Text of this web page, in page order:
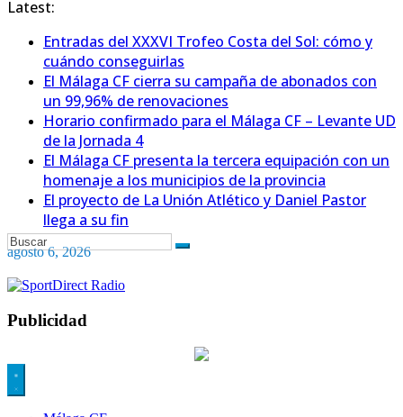
Latest:
Entradas del XXXVI Trofeo Costa del Sol: cómo y
cuándo conseguirlas
El Málaga CF cierra su campaña de abonados con
un 99,96% de renovaciones
Horario confirmado para el Málaga CF – Levante UD
de la Jornada 4
El Málaga CF presenta la tercera equipación con un
homenaje a los municipios de la provincia
El proyecto de La Unión Atlético y Daniel Pastor
llega a su fin
agosto 6, 2026
Publicidad